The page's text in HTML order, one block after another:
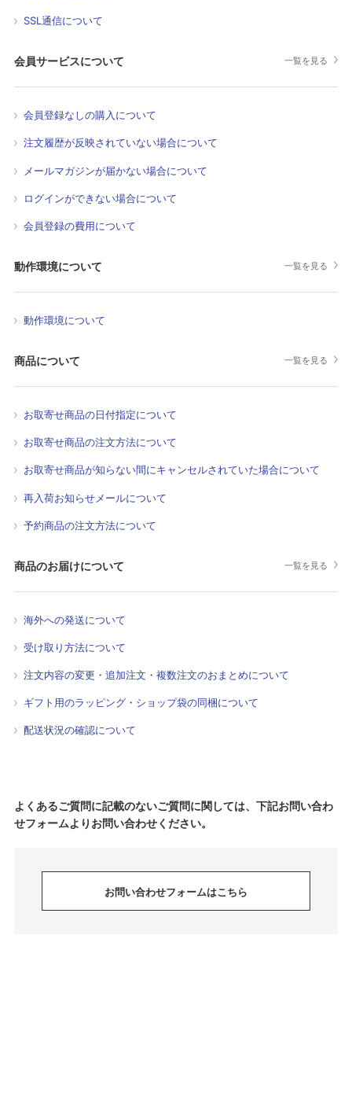
SSL通信について
会員サービスについて 一覧を見る
会員登録なしの購入について
注文履歴が反映されていない場合について
メールマガジンが届かない場合について
ログインができない場合について
会員登録の費用について
動作環境について 一覧を見る
動作環境について
商品について 一覧を見る
お取寄せ商品の日付指定について
お取寄せ商品の注文方法について
お取寄せ商品が知らない間にキャンセルされていた場合について
再入荷お知らせメールについて
予約商品の注文方法について
商品のお届けについて 一覧を見る
海外への発送について
受け取り方法について
注文内容の変更・追加注文・複数注文のおまとめについて
ギフト用のラッピング・ショップ袋の同梱について
配送状況の確認について
よくあるご質問に記載のないご質問に関しては、下記お問い合わ
せフォームよりお問い合わせください。
お問い合わせフォームはこちら